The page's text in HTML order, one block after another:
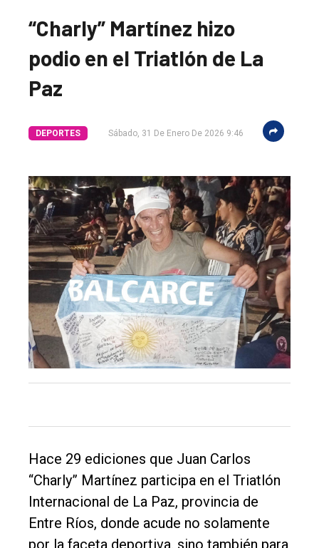
El
único
DIARIO
Balcarce
Int.
General
Política
Cultura
“Charly” Martínez hizo
podio en el Triatlón de La
Paz
DEPORTES Sábado, 31 De Enero De 2026 9:46
Hace 29 ediciones que Juan Carlos
“Charly” Martínez participa en el Triatlón
Internacional de La Paz, provincia de
Entre Ríos, donde acude no solamente
por la faceta deportiva, sino también para